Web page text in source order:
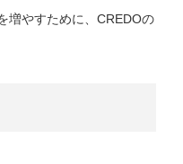
増やすために、CREDOの